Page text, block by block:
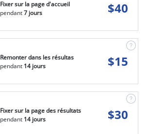
Fixer sur la page d'accueil
pendant7 jours $40
Remonter dans les résultas
pendant 14 jours $15
Fixer sur la page des résultats
pendant 14 jours $30